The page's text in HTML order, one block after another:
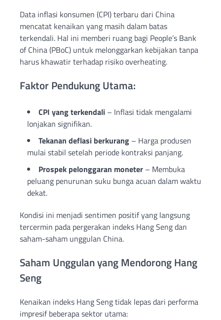
Data inflasi konsumen (CPI) terbaru dari China
mencatat kenaikan yang masih dalam batas
terkendali. Hal ini memberi ruang bagi People’s Bank
of China (PBoC) untuk melonggarkan kebijakan tanpa
harus khawatir terhadap risiko overheating.
Faktor Pendukung Utama:
CPI yang terkendali – Inflasi tidak mengalami
lonjakan signifikan.
Tekanan deflasi berkurang – Harga produsen
mulai stabil setelah periode kontraksi panjang.
Prospek pelonggaran moneter – Membuka
peluang penurunan suku bunga acuan dalam waktu
dekat.
Kondisi ini menjadi sentimen positif yang langsung
tercermin pada pergerakan indeks Hang Seng dan
saham-saham unggulan China.
Saham Unggulan yang Mendorong Hang
Seng
Kenaikan indeks Hang Seng tidak lepas dari performa
impresif beberapa sektor utama: